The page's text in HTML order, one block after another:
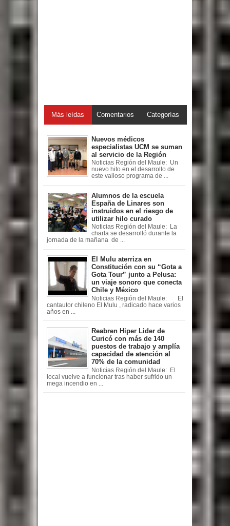
Más leídas Comentarios Categorías
Nuevos médicos
especialistas UCM se suman
al servicio de la Región
Noticias Región del Maule: Un
nuevo hito en el desarrollo de
este valioso programa de ...
Alumnos de la escuela
España de Linares son
instruidos en el riesgo de
utilizar hilo curado
Noticias Región del Maule: La
charla se desarrolló durante la
jornada de la mañana de ...
El Mulu aterriza en
Constitución con su “Gota a
Gota Tour” junto a Pelusa:
un viaje sonoro que conecta
Chile y México
Noticias Región del Maule: El
cantautor chileno El Mulu , radicado hace varios
años en ...
Reabren Hiper Lider de
Curicó con más de 140
puestos de trabajo y amplía
capacidad de atención al
70% de la comunidad
Noticias Región del Maule: El
local vuelve a funcionar tras haber sufrido un
mega incendio en ...